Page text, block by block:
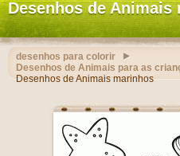
Desenhos de
desenhos para colorir
Desenhos de Animais para as
Desenhos de Animais marinhos